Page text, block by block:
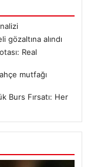
gözaltına alındı
Real
mutfağı
Burs Fırsatı: Her